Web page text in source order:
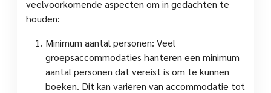
veelvoorkomende aspecten om in gedachten te
houden:
Minimum aantal personen: Veel
groepsaccommodaties hanteren een minimum
aantal personen dat vereist is om te kunnen
boeken. Dit kan variëren van accommodatie tot